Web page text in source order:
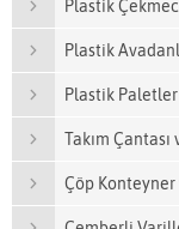
Plastik
Plastik
Plastik Paletler
Takım
Çöp Konteyner